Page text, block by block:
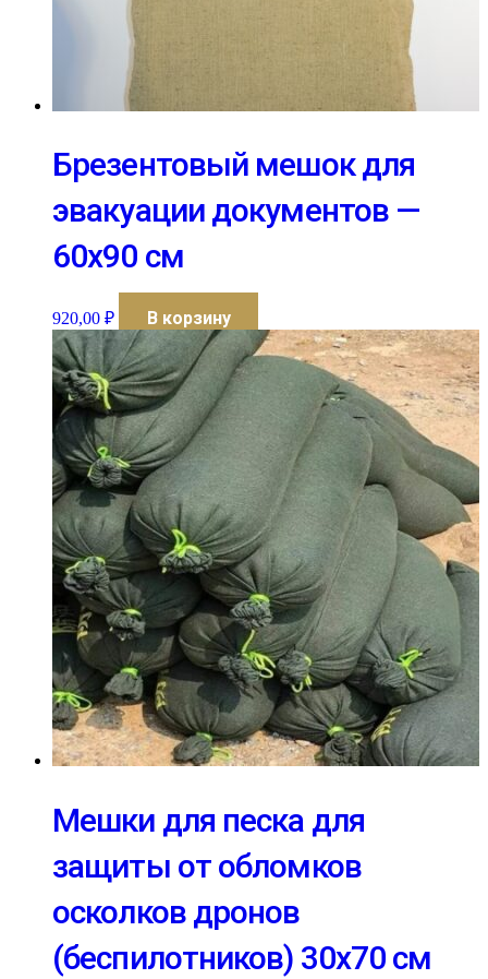
Брезентовый мешок для
эвакуации документов —
60х90 см
920,00 ₽ В корзину
Мешки для песка для
защиты от обломков
осколков дронов
(беспилотников) 30х70 см